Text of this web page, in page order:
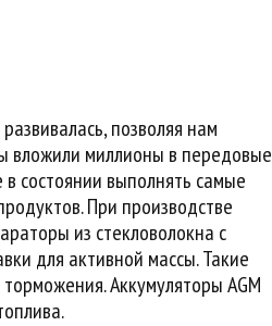
позволяя нам
вложили миллионы в передовые
состоянии выполнять самые
При производстве
из стекловолокна с
для активной массы. Такие
Аккумуляторы AGM